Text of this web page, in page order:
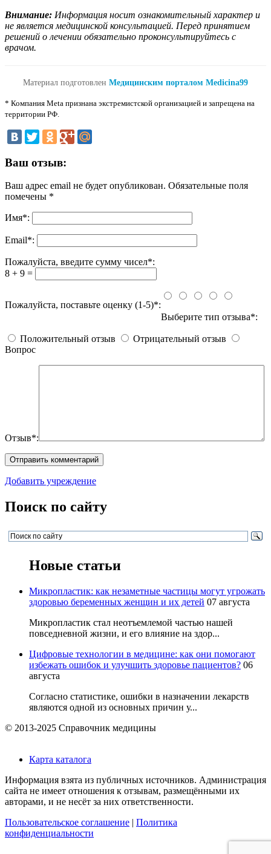
Внимание: Информация носит ознакомительный характер и
не является медицинской консультацией. Перед принятием
решений о лечении обязательно проконсультируйтесь с
врачом.
Материал подготовлен Медицинским порталом Medicina99
* Компания Meta признана экстремистской организацией и запрещена на
территории РФ.
Ваш отзыв:
Ваш адрес email не будет опубликован. Обязательные поля
помечены *
Имя*:
Email*:
Пожалуйста, введите сумму чисел*:
8 + 9 =
Пожалуйста, поставьте оценку (1-5)*:
Выберите тип отзыва*:
Положительный отзыв
Отрицательный отзыв
Вопрос
Отзыв*:
Добавить учреждение
Поиск по сайту
Новые статьи
Микропластик: как незаметные частицы могут угрожать
здоровью беременных женщин и их детей 07 августа
Микропластик стал неотъемлемой частью нашей
повседневной жизни, и его влияние на здор...
Цифровые технологии в медицине: как они помогают
избежать ошибок и улучшить здоровье пациентов? 06
августа
Согласно статистике, ошибки в назначении лекарств
являются одной из основных причин у...
© 2013-2025 Справочник медицины
Карта каталога
Информация взята из публичных источников. Администрация
сайта не имеет отношения к отзывам, размещёнными их
авторами, и не несёт за них ответственности.
Пользовательское соглашение | Политика
конфиденциальности